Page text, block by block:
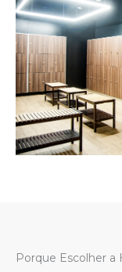
Porque Escolher a